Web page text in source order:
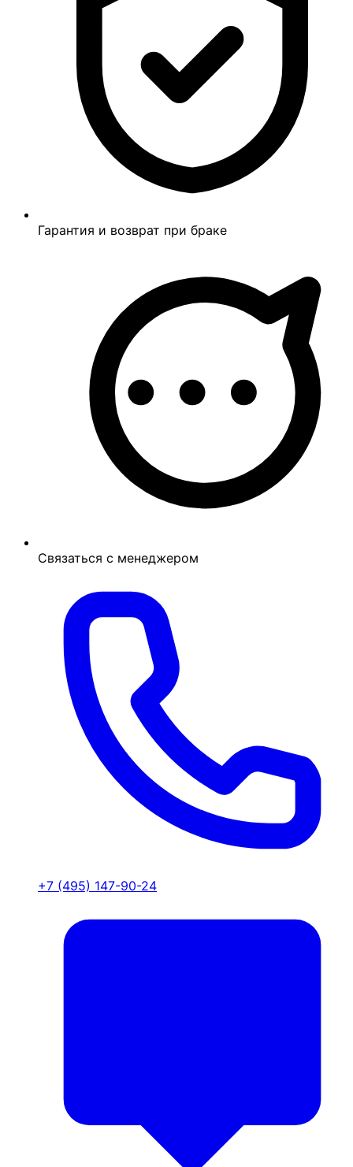
Гарантия и возврат при браке
Связаться с менеджером
+7 (495) 147-90-24